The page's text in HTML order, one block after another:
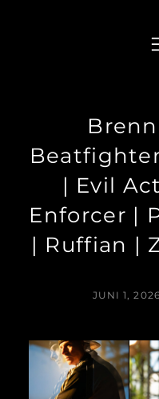
| Evil
Enforcer |
| Ruffian |
JUNI 1, 2026